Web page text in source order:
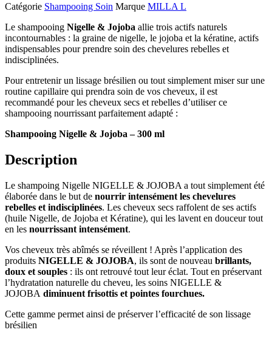
Catégorie Shampooing Soin Marque MILLA L
Le shampooing Nigelle & Jojoba allie trois actifs naturels
incontournables : la graine de nigelle, le jojoba et la kératine, actifs
indispensables pour prendre soin des chevelures rebelles et
indisciplinées.
Pour entretenir un lissage brésilien ou tout simplement miser sur une
routine capillaire qui prendra soin de vos cheveux, il est
recommandé pour les cheveux secs et rebelles d’utiliser ce
shampooing nourrissant parfaitement adapté :
Shampooing Nigelle & Jojoba – 300 ml
Description
Le shampoing Nigelle NIGELLE & JOJOBA a tout simplement été
élaborée dans le but de nourrir intensément les chevelures
rebelles et indisciplinées. Les cheveux secs raffolent de ses actifs
(huile Nigelle, de Jojoba et Kératine), qui les lavent en douceur tout
en les nourrissant intensément.
Vos cheveux très abîmés se réveillent ! Après l’application des
produits NIGELLE & JOJOBA, ils sont de nouveau brillants,
doux et souples : ils ont retrouvé tout leur éclat. Tout en préservant
l’hydratation naturelle du cheveu, les soins NIGELLE &
JOJOBA diminuent frisottis et pointes fourchues.
Cette gamme permet ainsi de préserver l’efficacité de son lissage
brésilien